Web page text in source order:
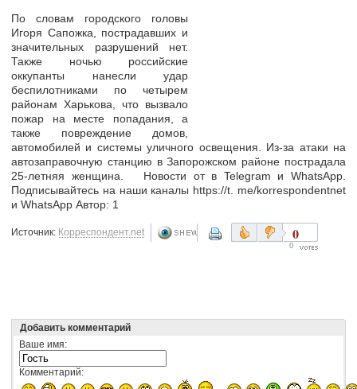
По словам городского головы
Игоря Сапожка, пострадавших и
значительных разрушений нет.
Также ночью российские
оккупанты нанесли удар
беспилотниками по четырем
районам Харькова, что вызвало
пожар на месте попадания, а
также повреждение домов,
автомобилей и системы уличного освещения. Из-за атаки на
автозаправочную станцию в Запорожском районе пострадала
25-летняя женщина. Новости от в Telegram и WhatsApp.
Подписывайтесь на наши каналы https://t. me/korrespondentnet
и WhatsApp Автор: 1
Источник: Корреспондент.net 0
0
Добавить комментарий
Ваше имя:
Комментарий: